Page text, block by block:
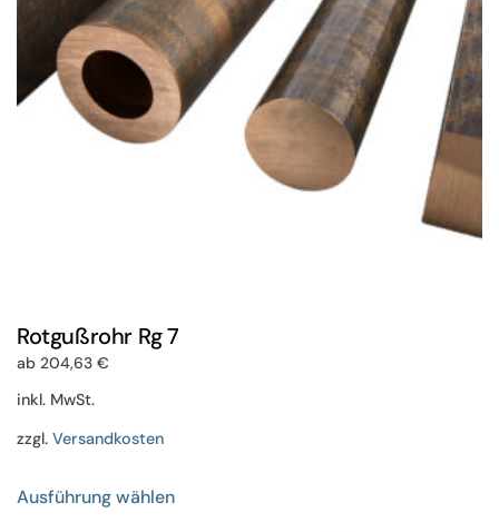
auf
der
Produktseite
gewählt
werden
Rotgußrohr Rg 7
ab 204,63 €
inkl. MwSt.
zzgl. Versandkosten
Ausführung wählenProdukt